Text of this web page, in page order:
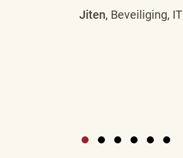
Jiten, Beveiliging, IT